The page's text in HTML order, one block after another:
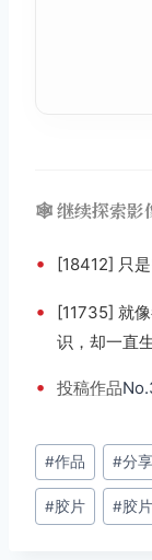
🕸️ 继续探索影
• [18412] 只
•
[11735] 就
识，却一直
• 投稿作品
文
章
标
#作品 #分享
#胶片 #胶